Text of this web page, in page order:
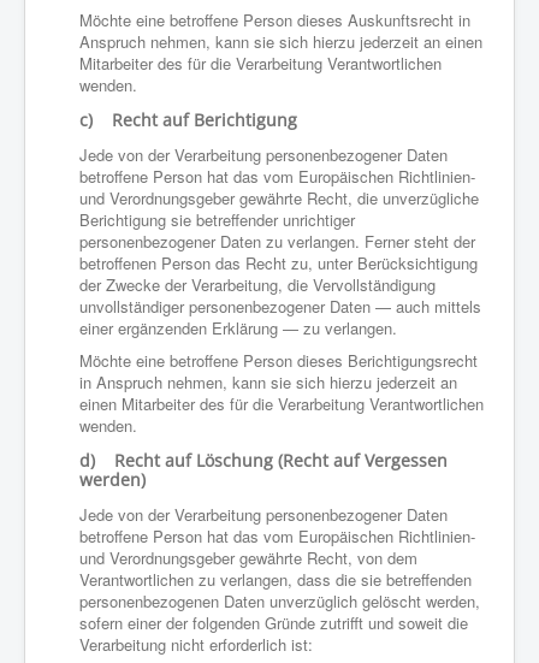
Möchte eine betroffene Person dieses Auskunftsrecht in
Anspruch nehmen, kann sie sich hierzu jederzeit an einen
Mitarbeiter des für die Verarbeitung Verantwortlichen
wenden.
c) Recht auf Berichtigung
Jede von der Verarbeitung personenbezogener Daten
betroffene Person hat das vom Europäischen Richtlinien-
und Verordnungsgeber gewährte Recht, die unverzügliche
Berichtigung sie betreffender unrichtiger
personenbezogener Daten zu verlangen. Ferner steht der
betroffenen Person das Recht zu, unter Berücksichtigung
der Zwecke der Verarbeitung, die Vervollständigung
unvollständiger personenbezogener Daten — auch mittels
einer ergänzenden Erklärung — zu verlangen.
Möchte eine betroffene Person dieses Berichtigungsrecht
in Anspruch nehmen, kann sie sich hierzu jederzeit an
einen Mitarbeiter des für die Verarbeitung Verantwortlichen
wenden.
d) Recht auf Löschung (Recht auf Vergessen
werden)
Jede von der Verarbeitung personenbezogener Daten
betroffene Person hat das vom Europäischen Richtlinien-
und Verordnungsgeber gewährte Recht, von dem
Verantwortlichen zu verlangen, dass die sie betreffenden
personenbezogenen Daten unverzüglich gelöscht werden,
sofern einer der folgenden Gründe zutrifft und soweit die
Verarbeitung nicht erforderlich ist: